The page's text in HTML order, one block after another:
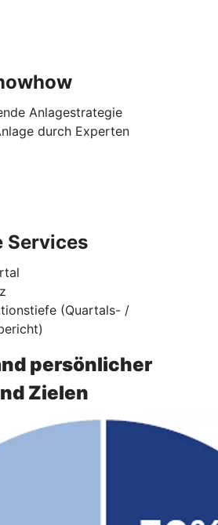
Anlagestrategie
durch Experten
Services
(Quartals- /
persönlicher
Zielen